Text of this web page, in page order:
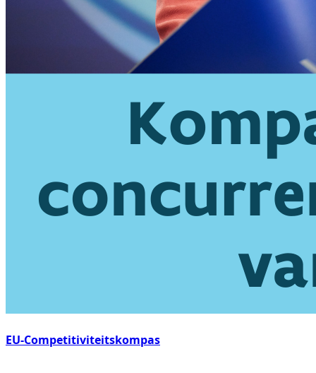
EU-Competitiviteitskompas